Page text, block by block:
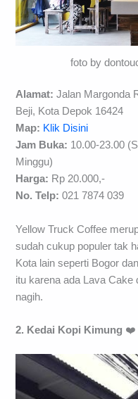
foto by
Alamat: Jalan Margonda
Beji, Kota Depok 16424
Map: Klik Disini
Jam Buka: 10.00-23.00
Minggu)
Harga: Rp 20.000,-
No. Telp: 021 7874 039
Yellow Truck Coffee
sudah cukup populer tak
Kota lain seperti Bogor
itu karena ada Lava Cake
nagih.
2. Kedai Kopi Kimung ❤️